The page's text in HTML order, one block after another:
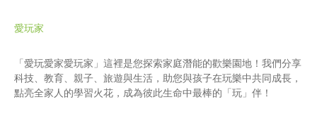
愛玩家
「愛玩愛家愛玩家」這裡是您探索家庭潛能的歡樂園地！我們分享
科技、教育、親子、旅遊與生活，助您與孩子在玩樂中共同成長，
點亮全家人的學習火花，成為彼此生命中最棒的「玩」伴！